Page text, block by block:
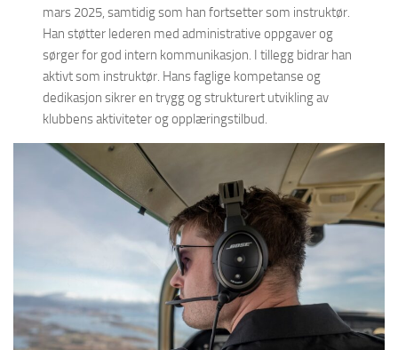
mars 2025, samtidig som han fortsetter som instruktør.
Han støtter lederen med administrative oppgaver og
sørger for god intern kommunikasjon. I tillegg bidrar han
aktivt som instruktør. Hans faglige kompetanse og
dedikasjon sikrer en trygg og strukturert utvikling av
klubbens aktiviteter og opplæringstilbud.